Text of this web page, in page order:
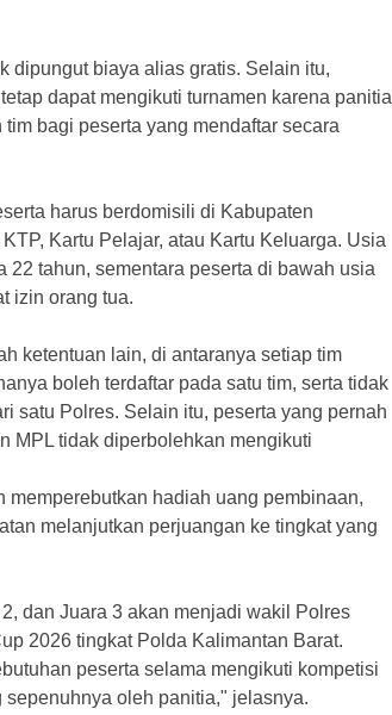
dipungut biaya alias gratis. Selain itu,
dapat mengikuti turnamen karena panitia
bagi peserta yang mendaftar secara
harus berdomisili di Kabupaten
Kartu Pelajar, atau Kartu Keluarga. Usia
22 tahun, sementara peserta di bawah usia
izin orang tua.
ketentuan lain, di antaranya setiap tim
boleh terdaftar pada satu tim, serta tidak
satu Polres. Selain itu, peserta yang pernah
MPL tidak diperbolehkan mengikuti
memperebutkan hadiah uang pembinaan,
melanjutkan perjuangan ke tingkat yang
dan Juara 3 akan menjadi wakil Polres
2026 tingkat Polda Kalimantan Barat.
peserta selama mengikuti kompetisi
oleh panitia," jelasnya.